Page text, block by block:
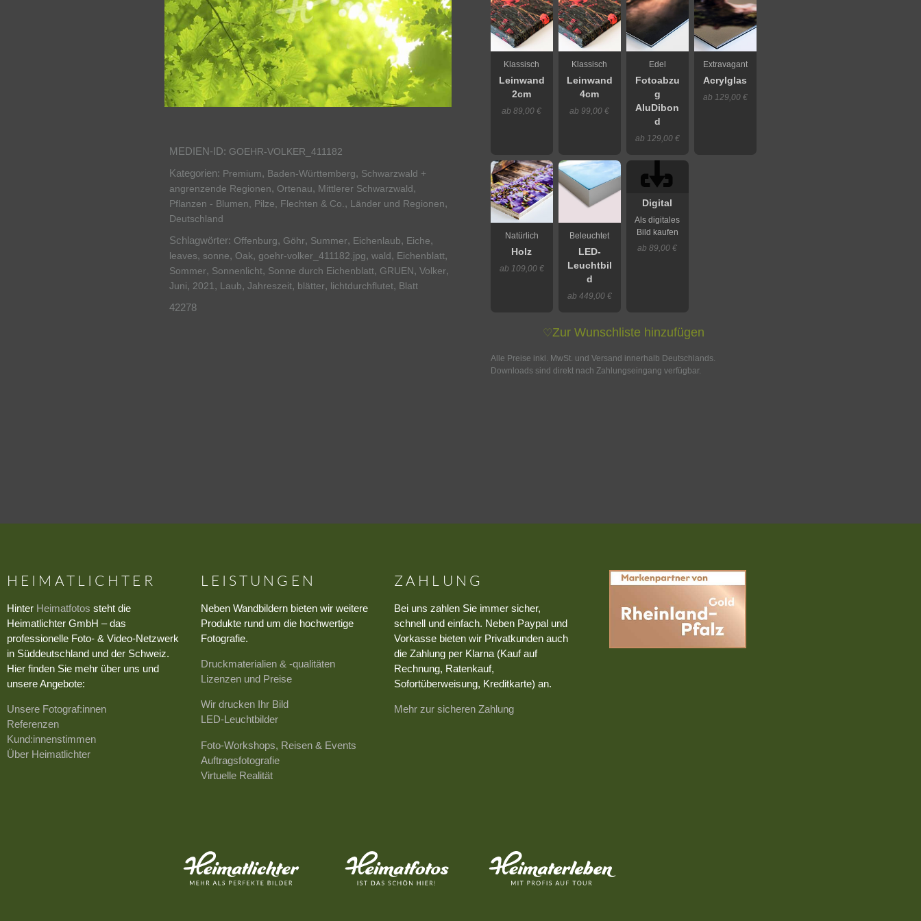
MEDIEN-ID: GOEHR-VOLKER_411182
Kategorien: Premium, Baden-Württemberg, Schwarzwald +
angrenzende Regionen, Ortenau, Mittlerer Schwarzwald,
Pflanzen - Blumen, Pilze, Flechten & Co., Länder und Regionen,
Deutschland
Schlagwörter: Offenburg, Göhr, Summer, Eichenlaub, Eiche,
leaves, sonne, Oak, goehr-volker_411182.jpg, wald, Eichenblatt,
Sommer, Sonnenlicht, Sonne durch Eichenblatt, GRUEN, Volker,
Juni, 2021, Laub, Jahreszeit, blätter, lichtdurchflutet, Blatt
42278
Klassisch
Leinwand
2cm
ab 89,00 €
Klassisch
Leinwand
4cm
ab 99,00 €
Edel
Fotoabzu
g
AluDibon
d
ab 129,00 €
Extravagant
Acrylglas
ab 129,00 €
Natürlich
Holz
ab 109,00 €
Beleuchtet
LED-
Leuchtbil
d
ab 449,00 €
Digital
Als digitales
Bild kaufen
ab 89,00 €
♡Zur Wunschliste hinzufügen
Alle Preise inkl. MwSt. und Versand innerhalb Deutschlands.
Downloads sind direkt nach Zahlungseingang verfügbar.
HEIMATLICHTER
Hinter Heimatfotos steht die
Heimatlichter GmbH – das
professionelle Foto- & Video-Netzwerk
in Süddeutschland und der Schweiz.
Hier finden Sie mehr über uns und
unsere Angebote:
Unsere Fotograf:innen
Referenzen
Kund:innenstimmen
Über Heimatlichter
LEISTUNGEN
Neben Wandbildern bieten wir weitere
Produkte rund um die hochwertige
Fotografie.
Druckmaterialien & -qualitäten
Lizenzen und Preise
Wir drucken Ihr Bild
LED-Leuchtbilder
Foto-Workshops, Reisen & Events
Auftragsfotografie
Virtuelle Realität
ZAHLUNG
Bei uns zahlen Sie immer sicher,
schnell und einfach. Neben Paypal und
Vorkasse bieten wir Privatkunden auch
die Zahlung per Klarna (Kauf auf
Rechnung, Ratenkauf,
Sofortüberweisung, Kreditkarte) an.
Mehr zur sicheren Zahlung